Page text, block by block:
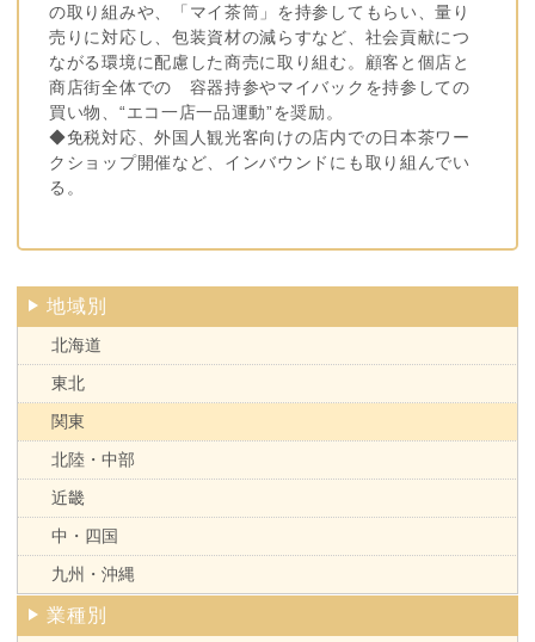
の取り組みや、「マイ茶筒」を持参してもらい、量り
売りに対応し、包装資材の減らすなど、社会貢献につ
ながる環境に配慮した商売に取り組む。顧客と個店と
商店街全体での 容器持参やマイバックを持参しての
買い物、“エコ一店一品運動”を奨励。
◆免税対応、外国人観光客向けの店内での日本茶ワー
クショップ開催など、インバウンドにも取り組んでい
る。
地域別
北海道
東北
関東
北陸・中部
近畿
中・四国
九州・沖縄
業種別